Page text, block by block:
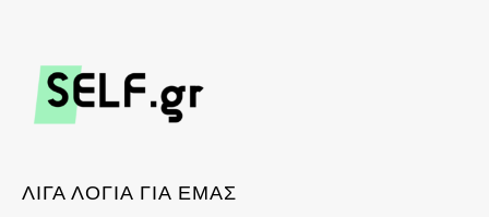
ΛΙΓΑ ΛΟΓΙΑ ΓΙΑ ΕΜΑΣ